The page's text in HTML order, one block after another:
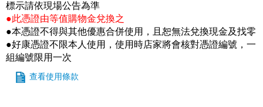
標示請依現場公告為準
●此憑證由等值購物金兌換之
●本憑證不得與其他優惠合併使用，且恕無法兌換現金及找零
●好康憑證不限本人使用，使用時店家將會核對憑證編號，一
組編號限用一次
查看使用條款